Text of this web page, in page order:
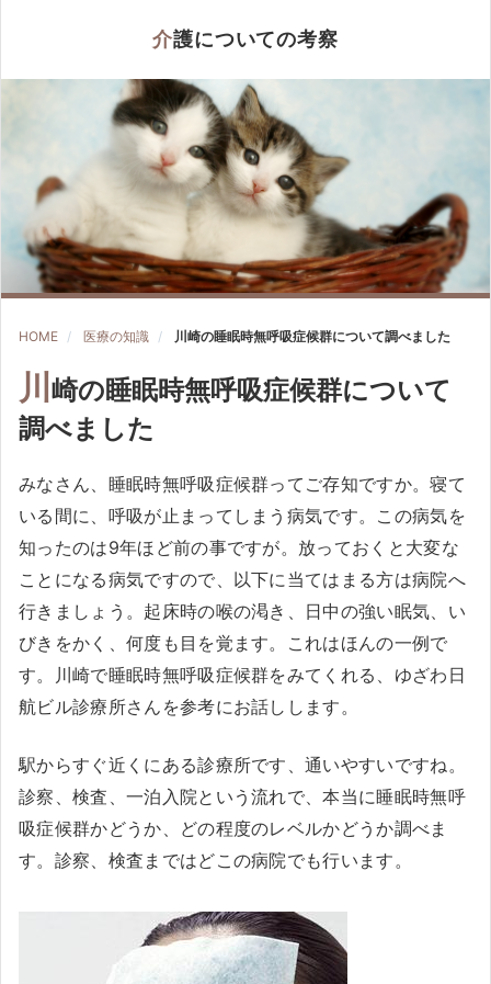
介護についての考察
HOME 医療の知識 川崎の睡眠時無呼吸症候群について調べました
川 崎の睡眠時無呼吸症候群について
調べました
みなさん、睡眠時無呼吸症候群ってご存知ですか。寝て
いる間に、呼吸が止まってしまう病気です。この病気を
知ったのは9年ほど前の事ですが。放っておくと大変な
ことになる病気ですので、以下に当てはまる方は病院へ
行きましょう。起床時の喉の渇き、日中の強い眠気、い
びきをかく、何度も目を覚ます。これはほんの一例で
す。川崎で睡眠時無呼吸症候群をみてくれる、ゆざわ日
航ビル診療所さんを参考にお話しします。
駅からすぐ近くにある診療所です、通いやすいですね。
診察、検査、一泊入院という流れで、本当に睡眠時無呼
吸症候群かどうか、どの程度のレベルかどうか調べま
す。診察、検査まではどこの病院でも行います。